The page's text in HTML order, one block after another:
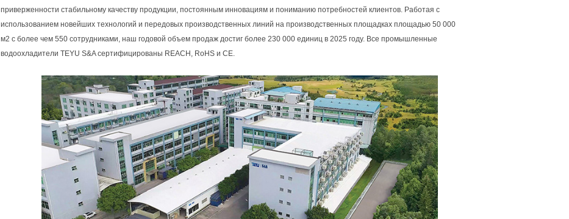
приверженности стабильному качеству продукции, постоянным инновациям и пониманию потребностей клиентов. Работая с
использованием новейших технологий и передовых производственных линий на производственных площадках площадью 50 000
м2 с более чем 550 сотрудниками, наш годовой объем продаж достиг более 230 000 единиц в 2025 году. Все промышленные
водоохладители TEYU S&A сертифицированы REACH, RoHS и CE.